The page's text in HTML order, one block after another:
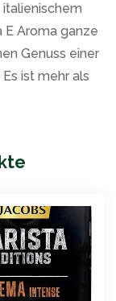
E Aroma ganze
Genuss einer
ist mehr als